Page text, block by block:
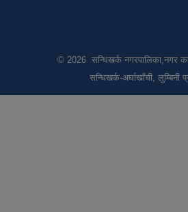
© 2026 सन्धिखर्क नगरपालिका,नगर
सन्धिखर्क-अर्घाखाँची, लुम्बिनी